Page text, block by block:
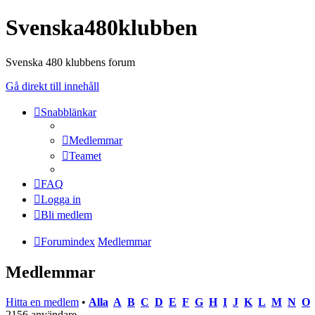
Svenska480klubben
Svenska 480 klubbens forum
Gå direkt till innehåll
Snabblänkar
Medlemmar
Teamet
FAQ
Logga in
Bli medlem
Forumindex Medlemmar
Medlemmar
Hitta en medlem • Alla A B C D E F G H I J K L M N O